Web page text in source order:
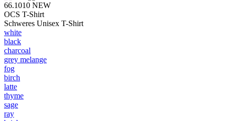
66.1010 NEW
OCS T-Shirt
Schweres Unisex T-Shirt
white
black
charcoal
grey melange
fog
birch
latte
thyme
sage
ray